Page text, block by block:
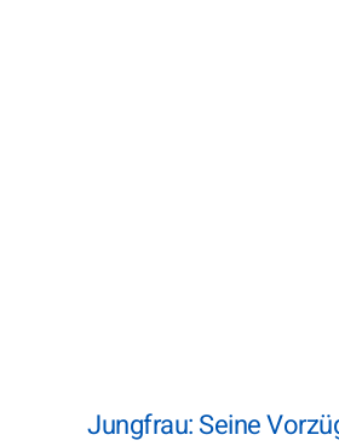
Jungfrau: Seine